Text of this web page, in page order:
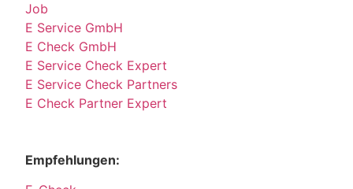
Job
E Service GmbH
E Check GmbH
E Service Check Expert
E Service Check Partners
E Check Partner Expert
Empfehlungen: